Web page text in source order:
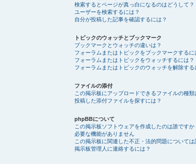
検索するとページが真っ白になるのはどうして？
ユーザーを検索するには？
自分が投稿した記事を確認するには？
トピックのウォッチとブックマーク
ブックマークとウォッチの違いは？
フォーラムまたはトピックをブックマークするに
フォーラムまたはトピックをウォッチするには？
フォーラムまたはトピックのウォッチを解除する
ファイルの添付
この掲示板にアップロードできるファイルの種類
投稿した添付ファイルを探すには？
phpBBについて
この掲示板ソフトウェアを作成したのは誰ですか
必要な機能がありません
この掲示板に関連した不正・法的問題について
掲示板管理人に連絡するには？